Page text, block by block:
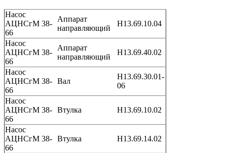
Насос
АЦНСгМ 38-
66
Аппарат
направляющий
Н13.69.10.04
Насос
АЦНСгМ 38-
66
Аппарат
направляющий
Н13.69.40.02
Насос
АЦНСгМ 38-
66
Вал
Н13.69.30.01-
06
Насос
АЦНСгМ 38-
66
Втулка Н13.69.10.02
Насос
АЦНСгМ 38-
66
Втулка Н13.69.14.02